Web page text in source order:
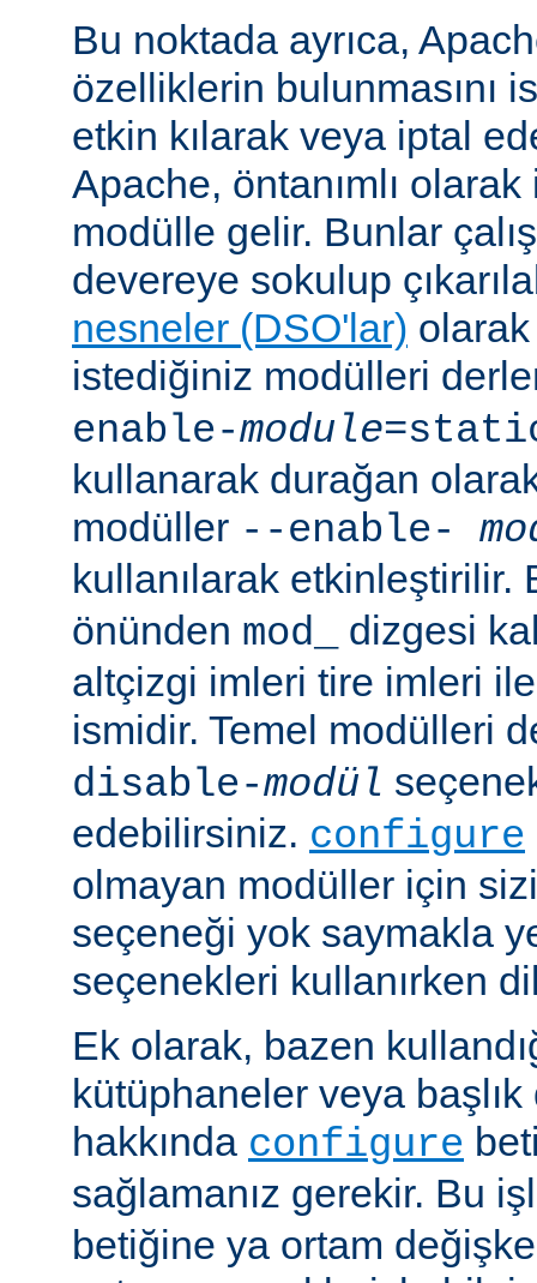
Bu noktada ayrıca,
özelliklerin bulunmasını
etkin kılarak veya iptal
Apache, öntanımlı
modülle gelir. Bunlar
devereye sokulup
nesneler (DSO'lar) olarak
istediğiniz modülleri
enable-module
kullanarak durağan
modüller --enable-
kullanılarak
önünden mod_
dizgesi
altçizgi imleri tire imleri
ismidir. Temel modülleri
disable-modül
edebilirsiniz. configure
olmayan modüller için
seçeneği yok saymakla
seçenekleri kullanırken
Ek olarak, bazen
kütüphaneler veya başlık
hakkında configure
sağlamanız gerekir. Bu
betiğine ya ortam